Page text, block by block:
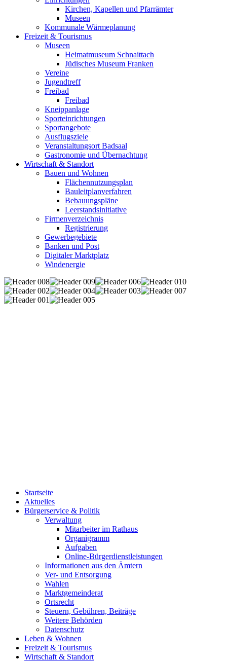
Kirchen, Kapellen und Pfarrämter
Museen
Kommunale Wärmeplanung
Freizeit & Tourismus
Museen
Heimatmuseum Schnaittach
Jüdisches Museum Franken
Vereine
Jugendtreff
Freibad
Freibad
Kneippanlage
Sporteinrichtungen
Sportangebote
Ausflugsziele
Veranstaltungsort Badsaal
Gastronomie und Übernachtung
Wirtschaft & Standort
Bauen und Wohnen
Flächennutzungsplan
Bauleitplanverfahren
Bebauungspläne
Leerstandsinitiative
Firmenverzeichnis
Registrierung
Gewerbegebiete
Banken und Post
Digitaler Marktplatz
Windenergie
Startseite
Aktuelles
Bürgerservice & Politik
Verwaltung
Mitarbeiter im Rathaus
Organigramm
Aufgaben
Online-Bürgerdienstleistungen
Informationen aus den Ämtern
Ver- und Entsorgung
Wahlen
Marktgemeinderat
Ortsrecht
Steuern, Gebühren, Beiträge
Weitere Behörden
Datenschutz
Leben & Wohnen
Freizeit & Tourismus
Wirtschaft & Standort